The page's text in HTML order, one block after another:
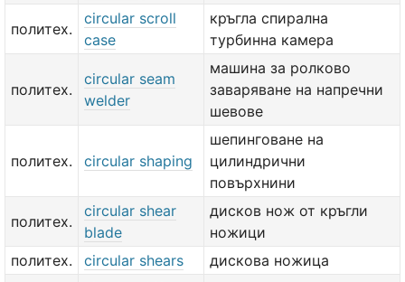
политех.
circular scroll
case
кръгла спирална
турбинна камера
политех.
circular seam
welder
машина за ролково
заваряване на напречни
шевове
политех. circular shaping
шепинговане на
цилиндрични
повърхнини
политех.
circular shear
blade
дисков нож от кръгли
ножици
политех.
circular shears
дискова ножица